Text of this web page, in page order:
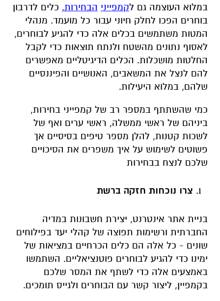
במלוא העוצמה גם לקמפייני הבחירות. כלים לדרבון
בוחרים הפכו לחלק חיוני עבור כל מועמד. מנהלי
המטות משתמשים בכלים אלה כדי להגיע לבוחרים,
לאסוף נתונים מהשטח ולנתח תוצאות כדי לקבל
החלטות מושכלות. הכלים הדיגיטליים מאפשרים
להם לנצל את המשאבים, האנושיים והפיננסיים
שלהם, במלוא היעילות.
כמי שהשתתף במספר רב של קמפייני בחירות,
ביניהם של ראשי ממשלה, ראשי ערים ואף של
לשכות קטנות, להלן מספר טיפים בסיסיים אך
פשוטים לשימוש על איך משפרים את הסיכויים
שלכם לנצח בבחירות
צרו נוכחות חזקה ברשת
בניית אתר אינטרנט, יצירת חשבונות במדיה
החברתית ורשימות תפוצה של קהלי יעד בפילוחים
שונים - כל אלה הם כלים הכרחיים במציאות של
ימינו כדי להגיע לבוחרים פוטנציאליים. השתמשו
באמצעים אלה כדי לשתף את המסר שלכם
בקמפיין, ליצור קשר עם הבוחרים ולגייס תומכים.